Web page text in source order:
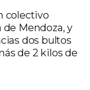
colectivo
Mendoza, y
dos bultos
de 2 kilos de